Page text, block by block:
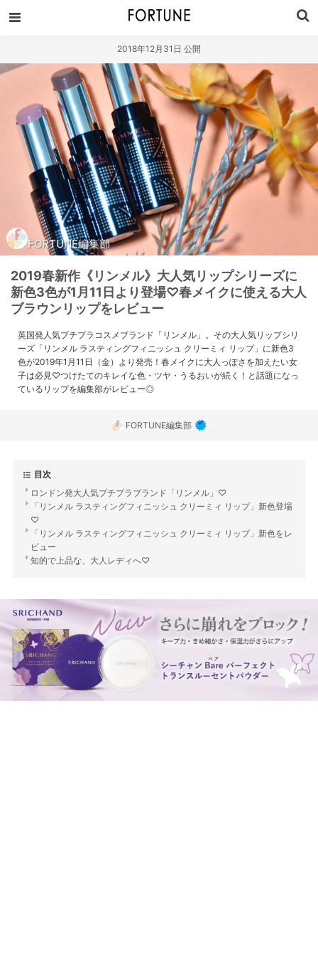
2018年12月31日 公開
FORTUNE編集部
2019春新作《リンメル》大人気リップシリーズに
新色3色が1月11日より登場♡春メイクに使える大人
ブラウンリップをレビュー
英国発人気プチプラコスメブランド「リンメル」。その大人気リップシリ
ーズ「リンメル ラスティングフィニッシュ クリーミィ リップ」に新色3
色が2019年1月11日（金）より発売！春メイクに大人っぽさを加えたい女
子は必見♡つけたてのキレイな色・ツヤ・うるおいが続く！と話題になっ
ているリップを編集部がレビュー◎
FORTUNE編集部
目次
ロンドン発大人気プチプラブランド「リンメル」♡
「リンメル ラスティングフィニッシュ クリーミィ リップ」新色登場
♡
「リンメル ラスティングフィニッシュ クリーミィ リップ」新色をレ
ビュー
知的で上品な、大人レディへ♡